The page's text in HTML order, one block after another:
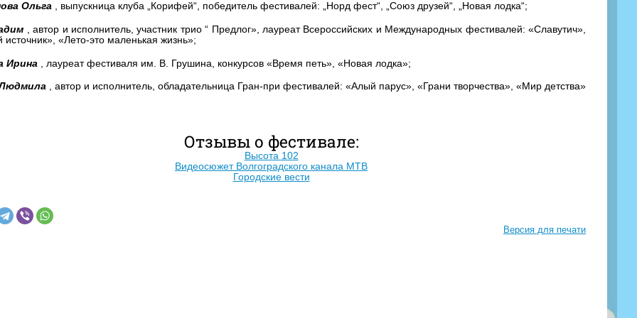
Ольга , выпускница клуба „Корифей“, победитель фестивалей: „Норд фест“, „Союз друзей“, „Новая лодка“;
, автор и исполнитель, участник трио “ Предлог», лауреат Всероссийских и Международных фестивалей: «Славутич»,
«Лето-это маленькая жизнь»;
Ирина , лауреат фестиваля им. В. Грушина, конкурсов «Время петь», «Новая лодка»;
, автор и исполнитель, обладательница Гран-при фестивалей: «Алый парус», «Грани творчества», «Мир детства»
Отзывы о фестивале:
Высота 102
Видеосюжет Волгоградского канала МТВ
Городские вести
Версия для печати